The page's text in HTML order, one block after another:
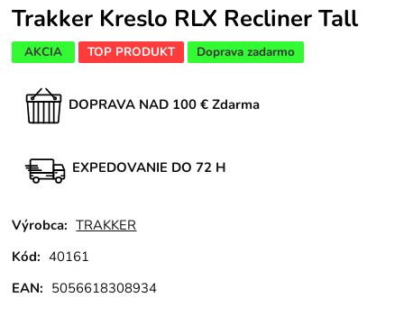
Trakker Kreslo RLX Recliner Tall
AKCIA TOP PRODUKT Doprava zadarmo
DOPRAVA NAD 100 € Zdarma
EXPEDOVANIE DO 72 H
Výrobca: TRAKKER
Kód: 40161
EAN: 5056618308934